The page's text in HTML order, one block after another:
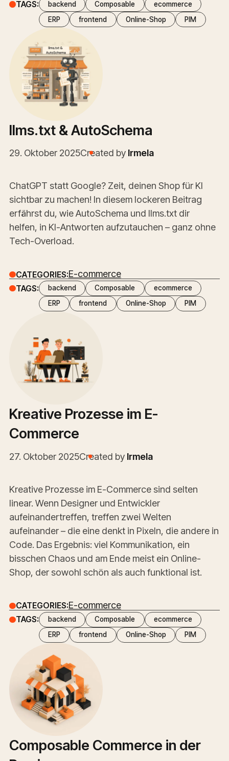
TAGS: backend Composable
ecommerce
ERP
frontend Online-Shop PIM
llms.txt & AutoSchema
29. Oktober 2025Created by Irmela
ChatGPT statt Google? Zeit, deinen Shop für KI
sichtbar zu machen! In diesem lockeren Beitrag
erfährst du, wie AutoSchema und llms.txt dir
helfen, in KI-Antworten aufzutauchen – ganz ohne
Tech-Overload.
CATEGORIES:E-commerce
TAGS: backend Composable
ecommerce
ERP
frontend Online-Shop PIM
Kreative Prozesse im E-
Commerce
27. Oktober 2025Created by Irmela
Kreative Prozesse im E-Commerce sind selten
linear. Wenn Designer und Entwickler
aufeinandertreffen, treffen zwei Welten
aufeinander – die eine denkt in Pixeln, die andere in
Code. Das Ergebnis: viel Kommunikation, ein
bisschen Chaos und am Ende meist ein Online-
Shop, der sowohl schön als auch funktional ist.
CATEGORIES:E-commerce
TAGS: backend Composable
ecommerce
ERP
frontend Online-Shop PIM
Composable Commerce in der